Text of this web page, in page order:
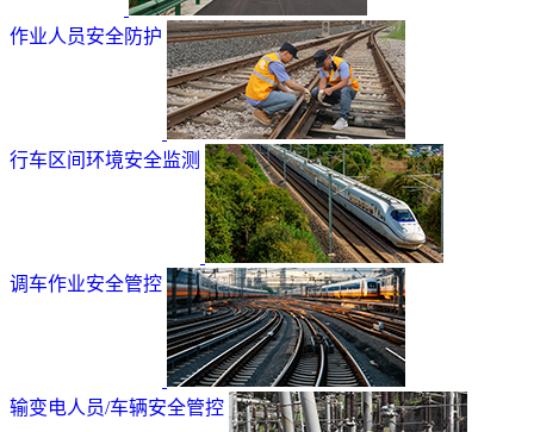
作业人员安全防护
行车区间环境安全监测
调车作业安全管控
输变电人员/车辆安全管控